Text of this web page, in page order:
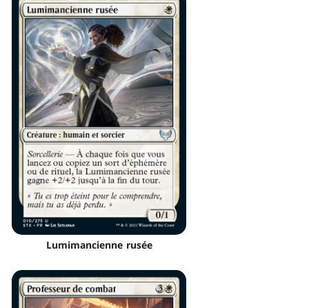
Lumimancienne rusée